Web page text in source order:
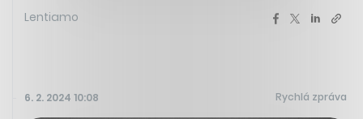
Lentiamo
6. 2. 2024 10:08 Rychlá zpráva